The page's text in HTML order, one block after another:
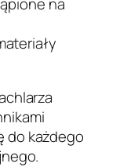
do każdego